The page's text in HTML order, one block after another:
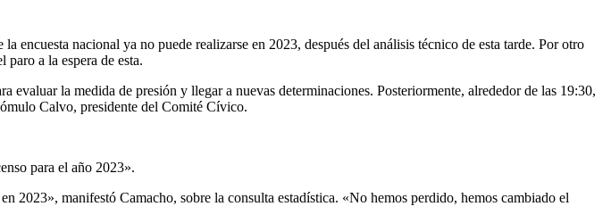
nacional ya no puede realizarse en 2023, después del análisis técnico de esta tarde. Por otro
paro a la espera de esta.
la medida de presión y llegar a nuevas determinaciones. Posteriormente, alrededor de las 19:30,
Calvo, presidente del Comité Cívico.
para el año 2023».
2023», manifestó Camacho, sobre la consulta estadística. «No hemos perdido, hemos cambiado el